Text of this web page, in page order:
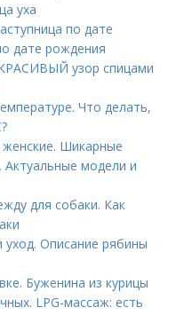
уха
по дате
дате рождения
узор спицами
Что делать,
Шикарные
модели и
для собаки. Как
уход. Описание рябины
Буженина из курицы
LPG-массаж: есть